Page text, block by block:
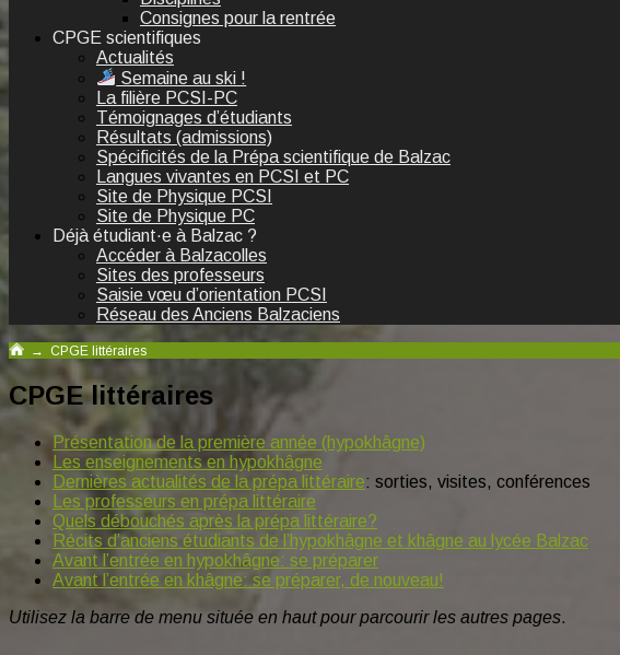
Consignes pour la rentrée
CPGE scientifiques
Actualités
Semaine au ski !
La filière PCSI-PC
Témoignages d’étudiants
Résultats (admissions)
Spécificités de la Prépa scientifique de Balzac
Langues vivantes en PCSI et PC
Site de Physique PCSI
Site de Physique PC
Déjà étudiant·e à Balzac ?
Accéder à Balzacolles
Sites des professeurs
Saisie vœu d’orientation PCSI
Réseau des Anciens Balzaciens
→ CPGE littéraires
CPGE littéraires
Présentation de la première année (hypokhâgne)
Les enseignements en hypokhâgne
Dernières actualités de la prépa littéraire: sorties, visites, conférences
Les professeurs en prépa littéraire
Quels débouchés après la prépa littéraire?
Récits d’anciens étudiants de l’hypokhâgne et khâgne au lycée Balzac
Avant l’entrée en hypokhâgne: se préparer
Avant l’entrée en khâgne: se préparer, de nouveau!
Utilisez la barre de menu située en haut pour parcourir les autres pages.